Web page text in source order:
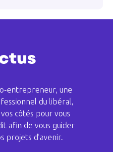
entrepreneur, une
du libéral,
côtés pour vous
afin de vous guider
projets d’avenir.